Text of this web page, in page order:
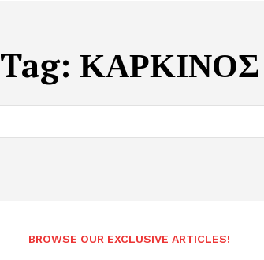
Tag: ΚΑΡΚΙΝΟΣ
BROWSE OUR EXCLUSIVE ARTICLES!